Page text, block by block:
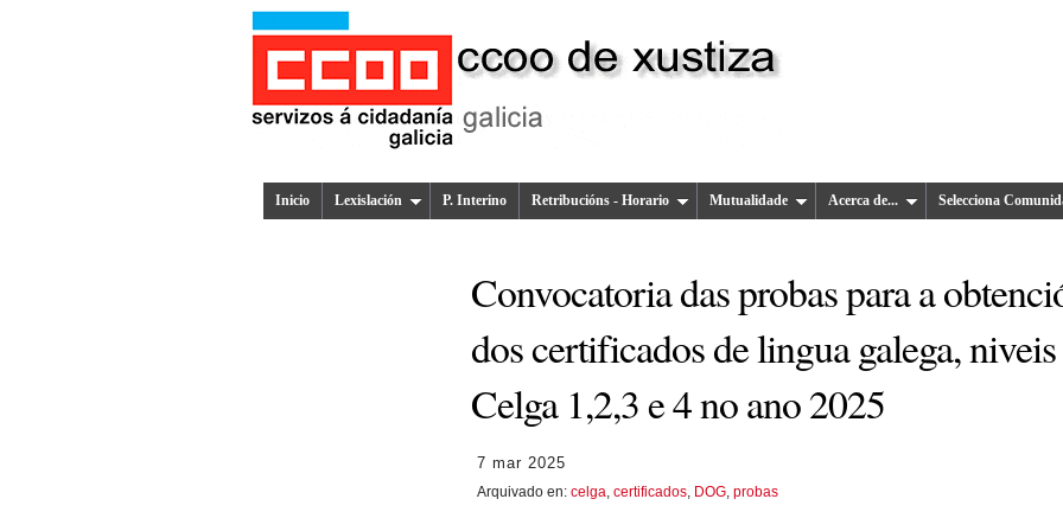
Inicio Lexislación P. Interino Retribucións - Horario Mutualidade Acerca de... Selecciona
Convocatoria das probas para a
dos certificados de lingua galega, niveis
Celga 1,2,3 e 4 no ano 2025
7 mar 2025
Arquivado en: celga certificados DOG probas